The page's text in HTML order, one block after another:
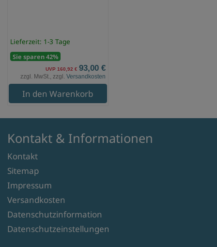
Lieferzeit: 1-3 Tage
Sie sparen 42%
UVP 160,92 € 93,00 €
zzgl. MwSt., zzgl. Versandkosten
In den Warenkorb
Kontakt & Informationen
Kontakt
Sitemap
Impressum
Versandkosten
Datenschutzinformation
Datenschutzeinstellungen